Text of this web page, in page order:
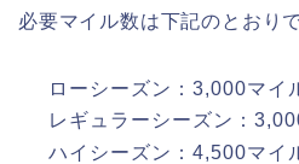
必要マイル数は下記のとおりで
ローシーズン：3,000マイ
レギュラーシーズン：
ハイシーズン：4,500マイ